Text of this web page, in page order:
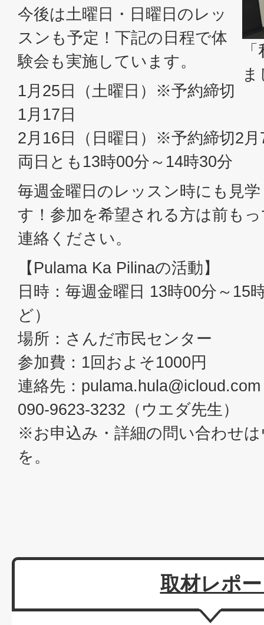
今後は土曜日・日曜日のレッ
スンも予定！下記の日程で体
験会も実施しています。
1月25日（土曜日）※予約締切
1月17日
2月16日（日曜日）※予約締切2月
両日とも13時00分～14時30分
毎週金曜日のレッスン時にも見
す！参加を希望される方は前も
連絡ください。
【Pulama Ka Pilinaの活動】
日時：毎週金曜日 13時00分～15
ど）
場所：さんだ市民センター
参加費：1回およそ1000円
連絡先：
090-9623-3232（ウエダ先生）
※お申込み・詳細の問い合わせ
を。
取材レポ